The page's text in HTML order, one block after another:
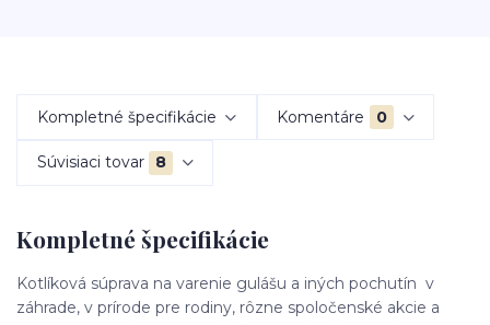
Kompletné špecifikácie Komentáre 0
Súvisiaci tovar 8
Kompletné špecifikácie
Kotlíková súprava na varenie gulášu a iných pochutín v
záhrade, v prírode pre rodiny, rôzne spoločenské akcie a